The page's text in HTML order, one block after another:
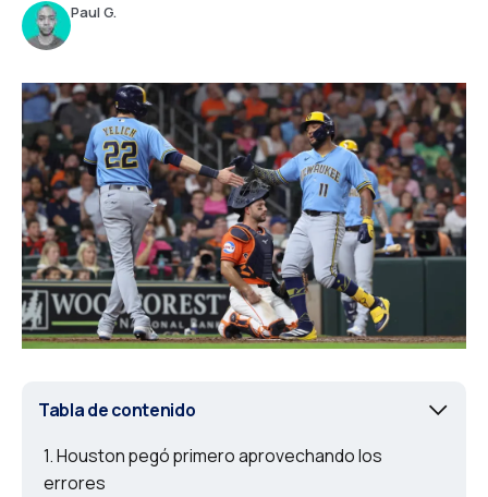
Paul G.
Tabla de contenido
Houston pegó primero aprovechando los
errores